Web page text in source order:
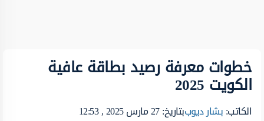
خطوات معرفة رصيد بطاقة عافية
الكويت 2025
الكاتب:بشار ديوببتاريخ: 27 مارس 2025 , 12:53